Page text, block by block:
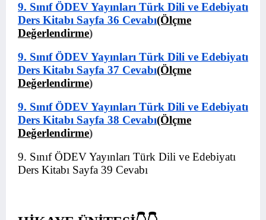
9. Sınıf ÖDEV Yayınları Türk Dili ve Edebiyatı
Ders Kitabı Sayfa 36 Cevabı(Ölçme
Değerlendirme)
9. Sınıf ÖDEV Yayınları Türk Dili ve Edebiyatı
Ders Kitabı Sayfa 37 Cevabı(Ölçme
Değerlendirme)
9. Sınıf ÖDEV Yayınları Türk Dili ve Edebiyatı
Ders Kitabı Sayfa 38 Cevabı(Ölçme
Değerlendirme)
9. Sınıf ÖDEV Yayınları Türk Dili ve Edebiyatı
Ders Kitabı Sayfa 39 Cevabı